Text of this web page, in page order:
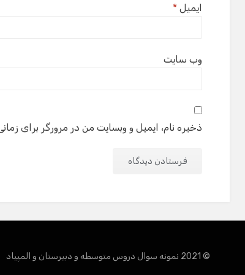
ایمیل*
وب‌ سایت
ذخیره نام، ایمیل و وبسایت من در مرورگر برای
© 2021 نمونه سوال دروس متوسطه و دبیرستان و المپیاد